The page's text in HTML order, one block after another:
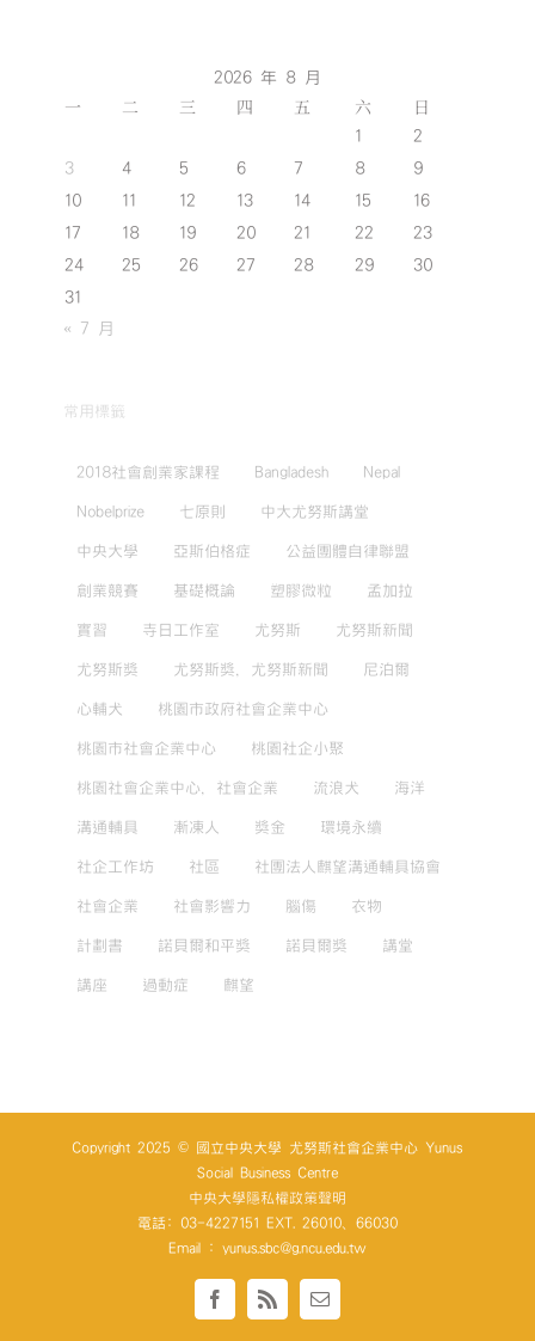
2026 年 8 月
一 二 三 四 五 六 日
1
2
3
4 5 6 7 8
9
10
11 12 13 14 15
16
17
18 19 20 21 22
23
24
25 26 27 28 29
30
31
« 7 月
常用標籤
2018社會創業家課程 Bangladesh Nepal
Nobelprize 七原則 中大尤努斯講堂
中央大學 亞斯伯格症 公益團體自律聯盟
創業競賽 基礎概論 塑膠微粒 孟加拉
實習 寺日工作室 尤努斯 尤努斯新聞
尤努斯獎 尤努斯獎，尤努斯新聞 尼泊爾
心輔犬 桃園市政府社會企業中心
桃園市社會企業中心 桃園社企小聚
桃園社會企業中心，社會企業 流浪犬 海洋
溝通輔具 漸凍人 獎金 環境永續
社企工作坊 社區 社團法人麒望溝通輔具協會
社會企業 社會影響力 腦傷 衣物
計劃書 諾貝爾和平獎 諾貝爾獎 講堂
講座 過動症 麒望
Copyright 2025 © 國立中央大學 尤努斯社會企業中心 Yunus
Social Business Centre
中央大學隱私權政策聲明
電話: 03-4227151 EXT. 26010、66030
Email : yunus.sbc@g.ncu.edu.tw
Facebook
Rss Email: